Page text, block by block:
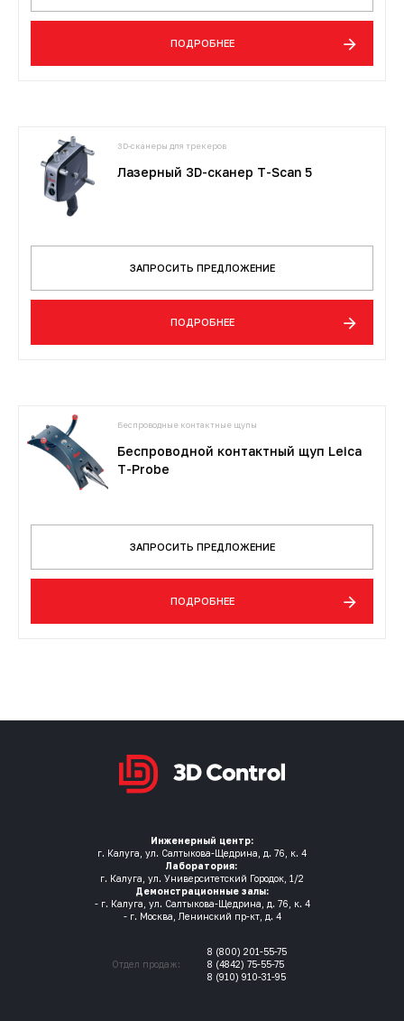
ПОДРОБНЕЕ
3D-сканеры для трекеров
Лазерный 3D-сканер T-Scan 5
ЗАПРОСИТЬ ПРЕДЛОЖЕНИЕ
ПОДРОБНЕЕ
Беспроводные контактные щупы
Беспроводной контактный щуп Leica
T-Probe
ЗАПРОСИТЬ ПРЕДЛОЖЕНИЕ
ПОДРОБНЕЕ
Инженерный центр:
г. Калуга, ул. Салтыкова-Щедрина, д. 76, к. 4
Лаборатория:
г. Калуга, ул. Университетский Городок, 1/2
Демонстрационные залы:
- г. Калуга, ул. Салтыкова-Щедрина, д. 76, к. 4
- г. Москва, Ленинский пр-кт, д. 4
Отдел продаж:
8 (800) 201-55-75
8 (4842) 75-55-75
8 (910) 910-31-95